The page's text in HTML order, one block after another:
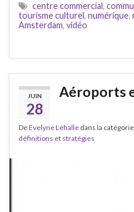
centre commercial ,
tourisme culturel, numérique,
Amsterdam, vidéo
JUIN
28
Aéroports
DeEvelyne Lehalle dans la catégorie
définitions et stratégies